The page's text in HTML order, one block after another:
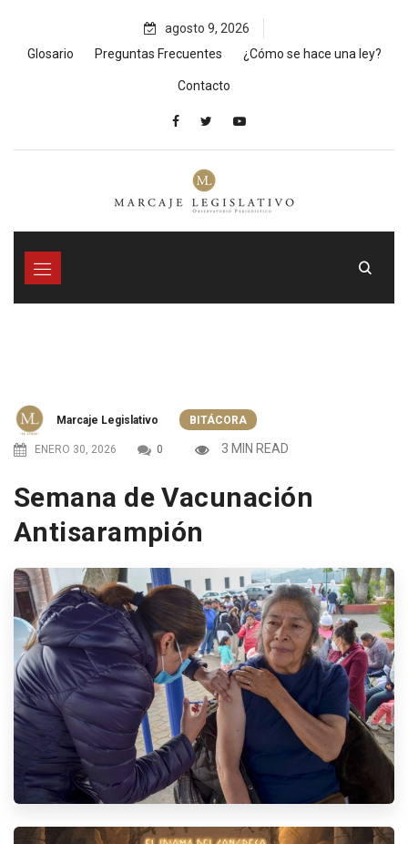
content
agosto 9, 2026
Glosario
Preguntas Frecuentes ¿Cómo se hace una ley?
Contacto
Marcaje Legislativo BITÁCORA
ENERO 30, 2026 0 3 MIN READ
Semana de Vacunación
Antisarampión